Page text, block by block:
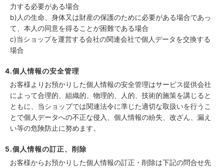
力する必要がある場合
b)人の生命、身体又は財産の保護のために必要がある場合であっ
て、本人の同意を得ることが困難である場合
c)当ショップを運営する会社の関連会社で個人データを交換する
場合
4.個人情報の安全管理
お客様よりお預かりした個人情報の安全管理はサービス提供会社
によって合理的、組織的、物理的、人的、技術的施策を講じると
ともに、当ショップでは関連法令に準じた適切な取扱いを行うこ
とで個人データへの不正な侵入、個人情報の紛失、改ざん、漏え
い等の危険防止に努めます。
5.個人情報の訂正、削除
お客様からお預かりした個人情報の訂正・削除は下記の問合せ先